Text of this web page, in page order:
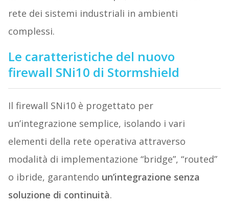
rete dei sistemi industriali in ambienti
complessi.
Le caratteristiche del nuovo
firewall SNi10 di Stormshield
Il firewall SNi10 è progettato per
un’integrazione semplice, isolando i vari
elementi della rete operativa attraverso
modalità di implementazione “bridge”, “routed”
o ibride, garantendo un’integrazione senza
soluzione di continuità.